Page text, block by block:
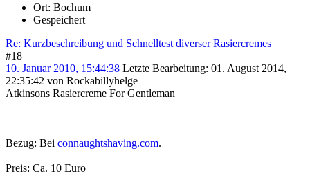
Ort: Bochum
Gespeichert
Re: Kurzbeschreibung und Schnelltest diverser Rasiercremes
#18
10. Januar 2010, 15:44:38 Letzte Bearbeitung: 01. August 2014,
22:35:42 von Rockabillyhelge
Atkinsons Rasiercreme For Gentleman
Bezug: Bei connaughtshaving.com.
Preis: Ca. 10 Euro